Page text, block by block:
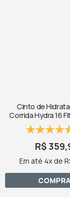
Cinto de
Corrida Hydra 16
R$
Em até 4x de